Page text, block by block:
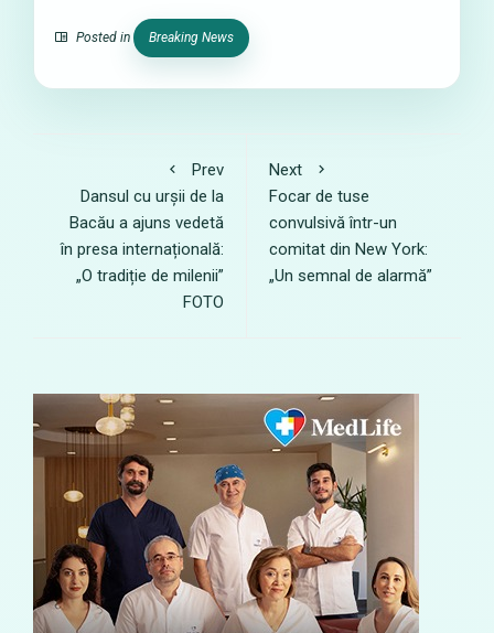
Posted in Breaking News
Prev
Dansul cu urșii de la
Bacău a ajuns vedetă
în presa internațională:
„O tradiție de milenii”
FOTO
Next
Focar de tuse
convulsivă într-un
comitat din New York:
„Un semnal de alarmă”